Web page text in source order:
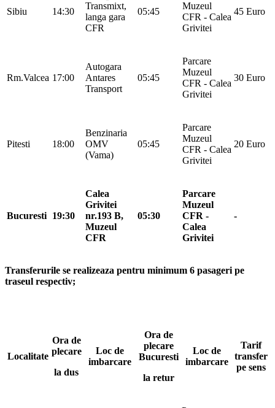
Sibiu 14:30
Transmixt,
langa gara
CFR
05:45
Muzeul
CFR - Calea
Grivitei
45 Euro
Rm.Valcea 17:00
Autogara
Antares
Transport
05:45
Parcare
Muzeul
CFR - Calea
Grivitei
30 Euro
Pitesti 18:00
Benzinaria
OMV
(Vama)
05:45
Parcare
Muzeul
CFR - Calea
Grivitei
20 Euro
Bucuresti 19:30
Calea
Grivitei
nr.193 B,
Muzeul
CFR
05:30
Parcare
Muzeul
CFR -
Calea
Grivitei
-
Transferurile se realizeaza pentru minimum 6 pasageri pe
traseul respectiv;
Localitate
Ora de
plecare
la dus
Loc de
imbarcare
Ora de
plecare
Bucuresti
la retur
Loc de
imbarcare
Tarif
transfer
pe sens